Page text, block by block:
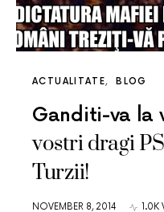
ACTUALITATE BLOG
Ganditi-va la
vostri dragi
Turzii!
NOVEMBER 8, 2014 1.0K